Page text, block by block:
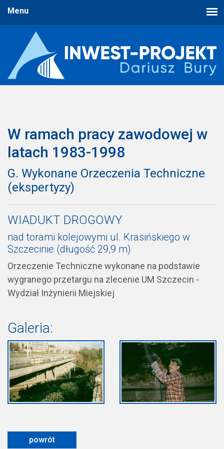
W ramach pracy zawodowej w
latach 1983-1998
G. Wykonane Orzeczenia Techniczne
(ekspertyzy)
WIADUKT DROGOWY
nad torami kolejowymi ul. Krasińskiego w
Szczecinie (długość 29,9 m)
Orzeczenie Techniczne wykonane na podstawie
wygranego przetargu na zlecenie UM Szczecin -
Wydział Inżynierii Miejskiej
Galeria:
powrót